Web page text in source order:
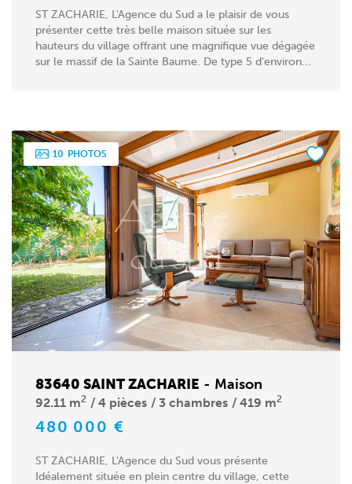
ST ZACHARIE, L'Agence du Sud a le plaisir de vous
présenter cette très belle maison située sur les
hauteurs du village offrant une magnifique vue dégagée
sur le massif de la Sainte Baume. De type 5 d'environ...
10 PHOTOS
83640 SAINT ZACHARIE - Maison
92.11 m2 4 pièces 3 chambres 419 m2
480 000 €
ST ZACHARIE, L'Agence du Sud vous présente
Idéalement située en plein centre du village, cette